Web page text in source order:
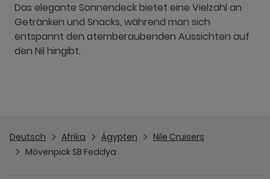
Das elegante Sonnendeck bietet eine Vielzahl an
Getränken und Snacks, während man sich
entspannt den atemberaubenden Aussichten auf
den Nil hingibt.
Deutsch Afrika Ägypten
Nile Cruisers
Mövenpick SB Feddya